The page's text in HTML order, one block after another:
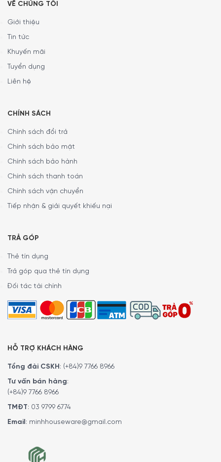
Phần cửa lò được hoàn thiện với
CoolTouch
đập, góp phần nâng cao trải nghiệm và thể hiện đẳng
cấp thiết kế của dòng
Dưới đây là các thông số lắp đặt của ò nướng kèm vi
sóng Bosch CMG978NB1 Series 8 âm tủ, được nhà sản
quả và bền bỉ trong suốt quá trình sử dụng.
Về công suất hoạt động, Bosch CMG978NB1 Series 8 được
trang bị
công suất nướng mạnh mẽ 3600 W,
VỀ CHÚNG TÔI
Giới thiệu
Tin tức
Khuyến mãi
Tuyển dụng
Liên hệ
CHÍNH SÁCH
Chính sách đổi trả
Chính sách bảo mật
Chính sách bảo hành
Chính sách thanh toán
Chính sách vận chuyển
Tiếp nhận & giải quyết khiếu nại
TRẢ GÓP
Thẻ tín dụng
Trả góp qua thẻ tín dụng
Đối tác tài chính
HỖ TRỢ KHÁCH HÀNG
Tổng đài CSKH : (+84)9 7766 8966
Tư vấn bán hàng:
(+84)9 7766 8966
TMĐT: 03 9799 6774
Email : minhhouseware@gmail.com